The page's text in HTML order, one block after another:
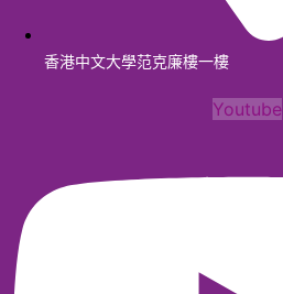
香港中文大學范克廉樓一樓
Youtube